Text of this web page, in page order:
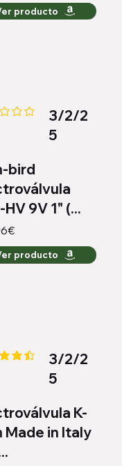
producto
hay calificaciones
3/2/2
5
bird
9V 1" (...
producto
promedio es 4.4
3/2/2
5
K-
Made in Italy